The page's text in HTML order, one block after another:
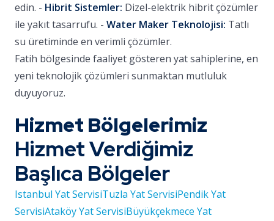
edin. - Hibrit Sistemler: Dizel-elektrik hibrit çözümler
ile yakıt tasarrufu. - Water Maker Teknolojisi: Tatlı
su üretiminde en verimli çözümler.
Fatih bölgesinde faaliyet gösteren yat sahiplerine, en
yeni teknolojik çözümleri sunmaktan mutluluk
duyuyoruz.
Hizmet Bölgelerimiz
Hizmet Verdiğimiz
Başlıca Bölgeler
Istanbul Yat ServisiTuzla Yat ServisiPendik Yat
ServisiAtaköy Yat ServisiBüyükçekmece Yat